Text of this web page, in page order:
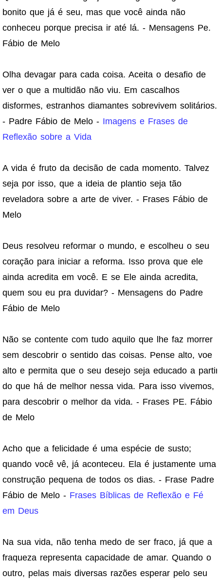
bonito que já é seu, mas que você ainda não
conheceu porque precisa ir até lá. - Mensagens Pe.
Fábio de Melo
Olha devagar para cada coisa. Aceita o desafio de
ver o que a multidão não viu. Em cascalhos
disformes, estranhos diamantes sobrevivem solitários.
- Padre Fábio de Melo - Imagens e Frases de
Reflexão sobre a Vida
A vida é fruto da decisão de cada momento. Talvez
seja por isso, que a ideia de plantio seja tão
reveladora sobre a arte de viver. - Frases Fábio de
Melo
Deus resolveu reformar o mundo, e escolheu o seu
coração para iniciar a reforma. Isso prova que ele
ainda acredita em você. E se Ele ainda acredita,
quem sou eu pra duvidar? - Mensagens do Padre
Fábio de Melo
Não se contente com tudo aquilo que lhe faz morrer
sem descobrir o sentido das coisas. Pense alto, voe
alto e permita que o seu desejo seja educado a partir
do que há de melhor nessa vida. Para isso vivemos,
para descobrir o melhor da vida. - Frases PE. Fábio
de Melo
Acho que a felicidade é uma espécie de susto;
quando você vê, já aconteceu. Ela é justamente uma
construção pequena de todos os dias. - Frase Padre
Fábio de Melo - Frases Bíblicas de Reflexão e Fé
em Deus
Na sua vida, não tenha medo de ser fraco, já que a
fraqueza representa capacidade de amar. Quando o
outro, pelas mais diversas razões esperar pelo seu